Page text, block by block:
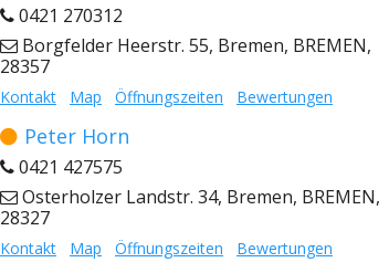
0421 270312
Borgfelder Heerstr. 55, Bremen, BREMEN,
28357
Kontakt Map Öffnungszeiten Bewertungen
Peter Horn
0421 427575
Osterholzer Landstr. 34, Bremen, BREMEN,
28327
Kontakt Map Öffnungszeiten Bewertungen